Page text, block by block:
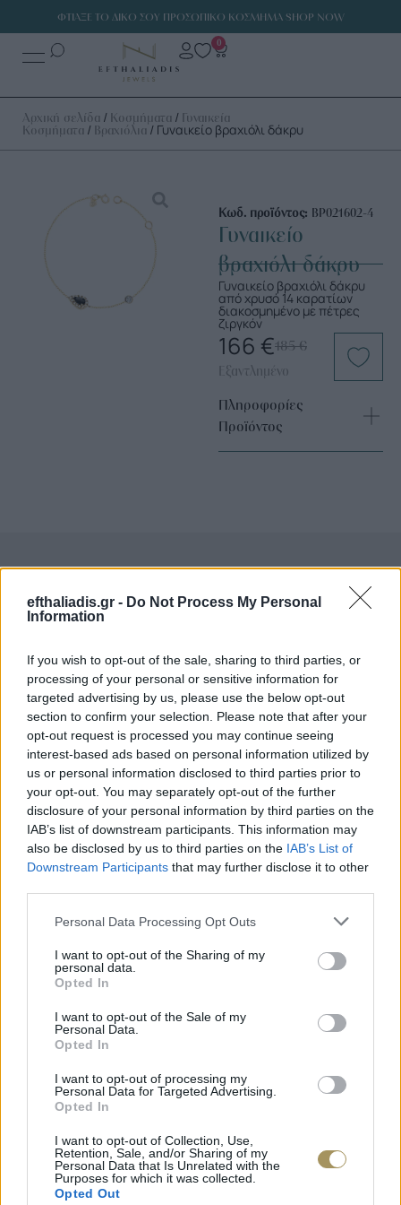
efthaliadis.gr - Do Not Process My Personal
Information
If you wish to opt-out of the sale, sharing to third parties, or
processing of your personal or sensitive information for
targeted advertising by us, please use the below opt-out
section to confirm your selection. Please note that after your
opt-out request is processed you may continue seeing
interest-based ads based on personal information utilized by
us or personal information disclosed to third parties prior to
your opt-out. You may separately opt-out of the further
disclosure of your personal information by third parties on the
IAB’s list of downstream participants. This information may
also be disclosed by us to third parties on the IAB’s List of
Downstream Participants that may further disclose it to other
Personal Data Processing Opt Outs
I want to opt-out of the Sharing of my
personal data.
Opted In
I want to opt-out of the Sale of my
Personal Data.
Opted In
I want to opt-out of processing my
Personal Data for Targeted Advertising.
Opted In
I want to opt-out of Collection, Use,
Retention, Sale, and/or Sharing of my
Personal Data that Is Unrelated with the
Purposes for which it was collected.
Opted Out
ΦΤΙΑΞΕ ΤΟ ΔΙΚΟ ΣΟΥ ΠΡΟΣΩΠΙΚΟ ΚΟΣΜΗΜΑ SHOP NOW
0
Αρχική σελίδα / Κοσμήματα / Γυναικεία
Κοσμήματα / Βραχιόλια / Γυναικείο βραχιόλι δάκρυ
Κωδ. προϊόντος: ΒΡ021602-4
Γυναικείο
βραχιόλι δάκρυ
Γυναικείο βραχιόλι δάκρυ
από χρυσό 14 καρατίων
διακοσμημένο με πέτρες
ζιργκόν
185€
166 €
Εξαντλημένο
Πληροφορίες
Προϊόντος
Επιλογές Που Ταιριάζουν
Εδώ θα βρείτε τις κορυφαίες επιλογές που ξεχωρίζουν για
το μοναδικό τους στυλ και την εξαιρετική τους ποιότητα.
ΧΡΥΣΌΣ 18 ΚΑΡΑΤΊΩΝ -10%
ΜΟΝΌΠΕΤΡΟ ΔΑΧΤΥΛΊΔΙ ΜΕ
ΔΙΑΜΆΝΤΙ 0.35CT
€1.737€